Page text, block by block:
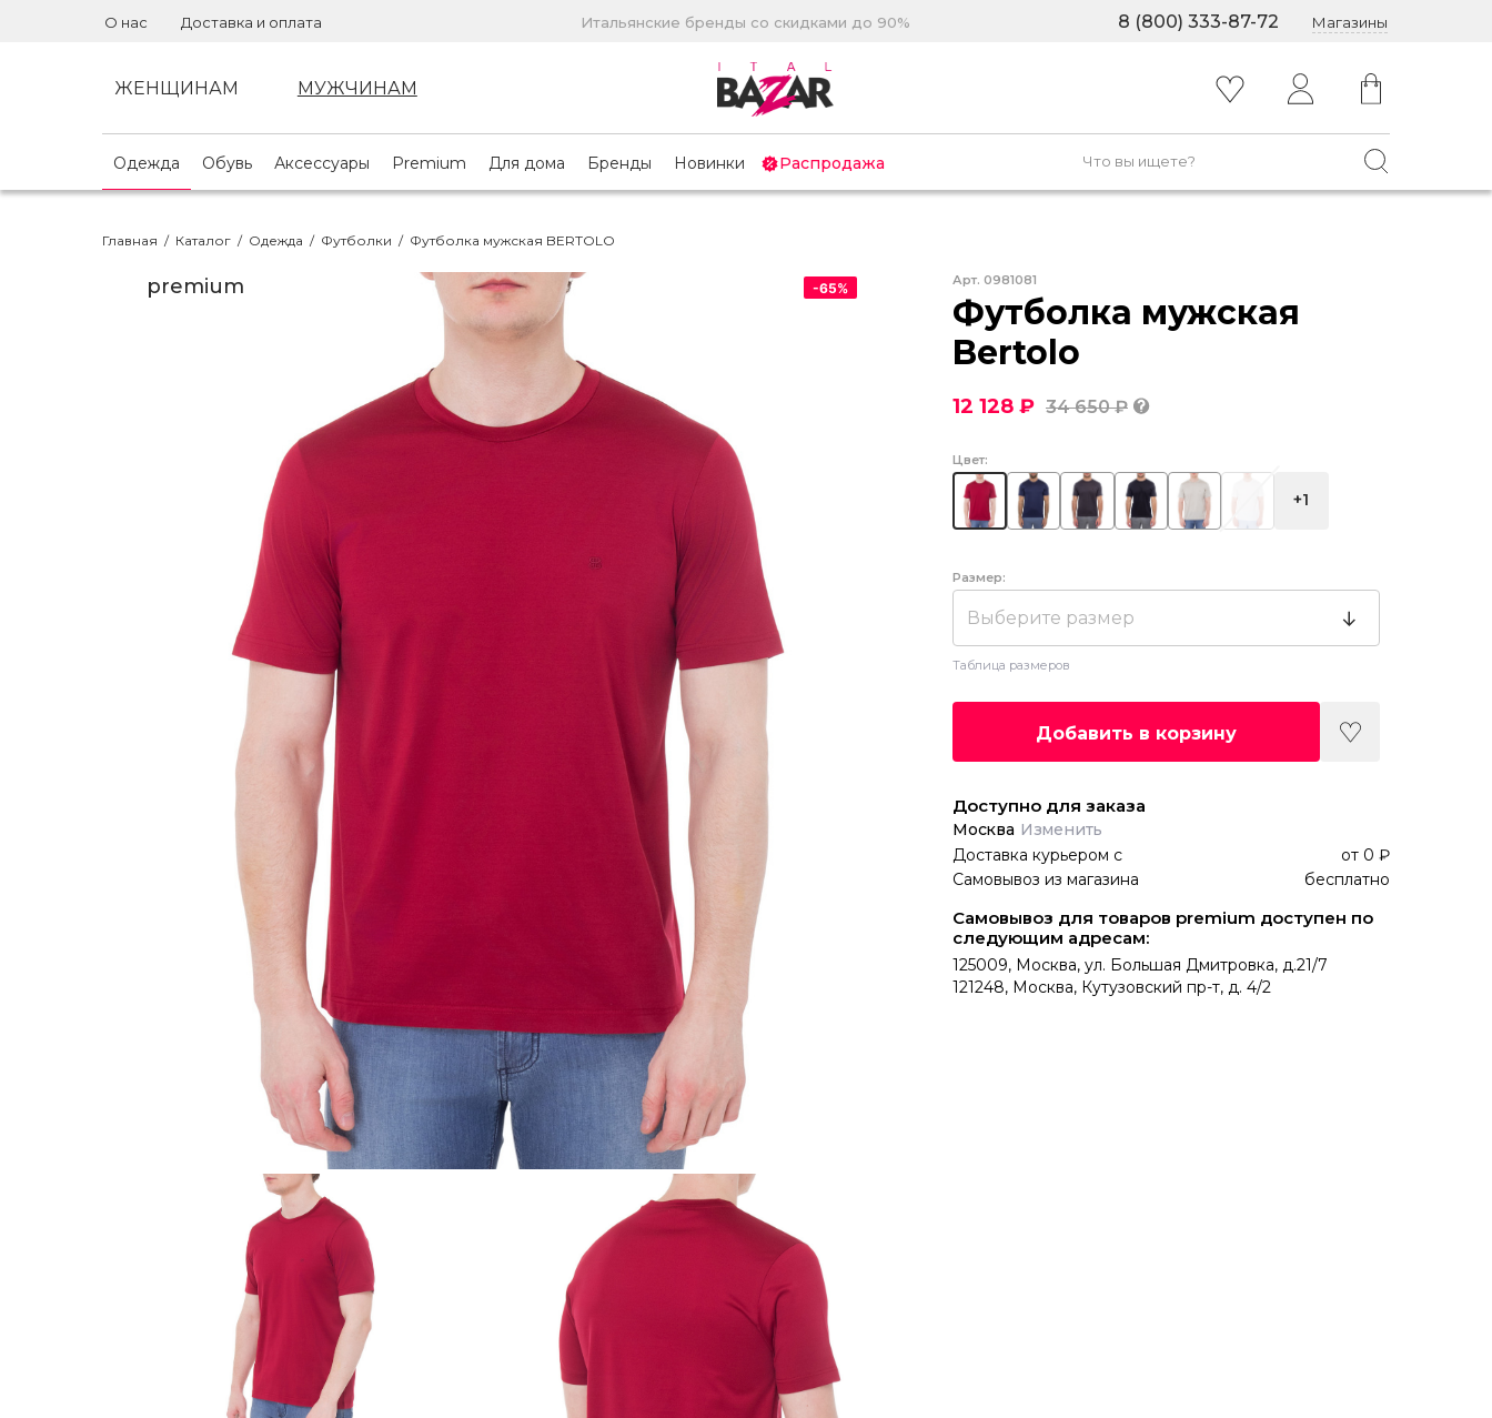
О нас Доставка и оплата Итальянские бренды со скидками до 90% 8 (800) 333-87-72 Магазины
ЖЕНЩИНАМ МУЖЧИНАМ
Одежда Обувь Аксессуары Premium Для дома Бренды Новинки Распродажа
Главная / Каталог / Одежда / Футболки / Футболка мужская BERTOLO
-65%
premium Арт. 0981081
Футболка мужская
Bertolo
12 128 ₽ 34 650 ₽
Цвет:
+1
Размер:
Выберите размер
Таблица размеров
Добавить в корзину
Доступно для заказа
Москва Изменить
Доставка курьером с от 0 ₽
Самовывоз из магазина
бесплатно
Самовывоз для товаров premium доступен по
следующим адресам:
125009, Москва, ул. Большая Дмитровка, д.21/7
121248, Москва, Кутузовский пр-т, д. 4/2